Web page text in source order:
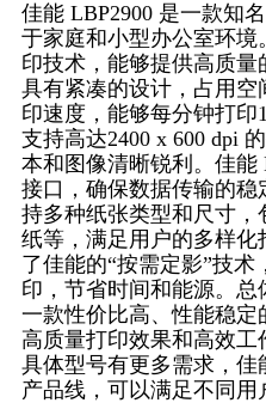
佳能 LBP2900 是一款知
于家庭和小型办公室环
印技术，能够提供高质量
具有紧凑的设计，占用
印速度，能够每分钟打
支持高达2400 x 600 dpi
本和图像清晰锐利。佳能
接口，确保数据传输的
持多种纸张类型和尺寸
纸等，满足用户的多样化
了佳能的“按需定影”技
印，节省时间和能源。总
一款性价比高、性能稳
高质量打印效果和高效
具体型号有更多需求，
产品线，可以满足不同用